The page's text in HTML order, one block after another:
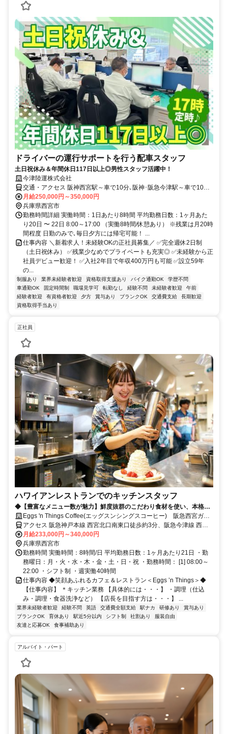
ドライバーの運行サポートを行う配車スタッフ
土日祝休み＆年間休日117日以上◎男性スタッフ活躍中！
今津陸運株式会社
交通・アクセス 阪神西宮駅～車で10分､阪神･阪急今津駅～車で10分､
JR西宮駅～車で13分★マイカー通勤OK(無料駐車場あり)
月給250,000円～350,000円
兵庫県西宮市
勤務時間詳細 実働時間：1日あたり8時間 平均勤務日数：1ヶ月あた
り20日 〜 22日 8:00～17:00 （実働8時間/休憩あり） ※残業は月20時
間程度 日勤のみで､毎日夕方には帰宅可能！ ...
仕事内容 ＼新着求人！未経験OKの正社員募集／ ✅完全週休2日制
（土日祝休み） ✅残業少なめでプライベートも充実◎ ✅未経験から正
社員デビュー歓迎！ ✅入社2年目で年収400万円も可能 ✅設立59年
の...
制服あり 業界未経験者歓迎 資格取得支援あり バイク通勤OK
学歴不問
車通勤OK
固定時間制 職場見学可 転勤なし 経験不問 未経験者歓迎
午前
経験者歓迎
有資格者歓迎 夕方 賞与あり ブランクOK 交通費支給
長期歓迎
資格取得手当あり
正社員
ハワイアンレストランでのキッチンスタッフ
◆【豊富なメニュー数が魅力】鮮度抜群のこだわり食材を使い、本格ハ
ワイ料理～洋食全般の腕を磨けます◆
Eggs 'n Things Coffee(エッグスンシングスコーヒー) 阪急西宮ガー
デンズ店 社員募集
アクセス 阪急神戸本線 西宮北口南東口徒歩約3分、阪急今津線 西宮
北口南東口徒歩約3分、連絡バス 西宮北口南東口徒歩約3分 西宮北口
駅連絡デッキ直結 阪神国道駅徒歩15分
月給233,000円～340,000円
兵庫県西宮市
勤務時間 実働時間：8時間/日 平均勤務日数：1ヶ月あたり21日 ・勤
務曜日：月・火・水・木・金・土・日・祝 ・勤務時間： [1] 08:00～
22:00 ・シフト制 ・週実働40時間
仕事内容 ◆笑顔あふれるカフェ＆レストラン＜Eggs ’n Things＞◆
【仕事内容】 ＊キッチン業務 【具体的には・・・】 ・調理（仕込
み・調理・食器洗浄など） 【店長を目指す方は・・・】 ...
業界未経験者歓迎 経験不問 英語 交通費全額支給 駅ナカ 研修あり
賞与あり
ブランクOK
育休あり 駅近5分以内 シフト制 社割あり
服装自由
友達と応募OK
食事補助あり
アルバイト・パート